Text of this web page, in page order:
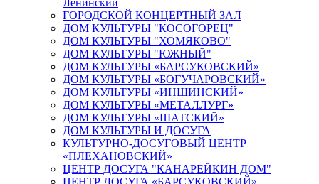
ГОРОДСКОЙ КОНЦЕРТНЫЙ ЗАЛ
ДОМ КУЛЬТУРЫ "КОСОГОРЕЦ"
ДОМ КУЛЬТУРЫ "ХОМЯКОВО"
ДОМ КУЛЬТУРЫ "ЮЖНЫЙ"
ДОМ КУЛЬТУРЫ «БАРСУКОВСКИЙ»
ДОМ КУЛЬТУРЫ «БОГУЧАРОВСКИЙ»
ДОМ КУЛЬТУРЫ «ИНШИНСКИЙ»
ДОМ КУЛЬТУРЫ «МЕТАЛЛУРГ»
ДОМ КУЛЬТУРЫ «ШАТСКИЙ»
ДОМ КУЛЬТУРЫ И ДОСУГА
КУЛЬТУРНО-ДОСУГОВЫЙ ЦЕНТР
«ПЛЕХАНОВСКИЙ»
ЦЕНТР ДОСУГА "КАНАРЕЙКИН ДОМ"
ЦЕНТР ДОСУГА «БАРСУКОВСКИЙ»